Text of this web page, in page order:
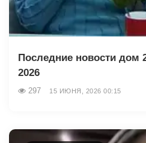
Последние новости дом
2026
297 15 ИЮНЯ, 2026 00:15